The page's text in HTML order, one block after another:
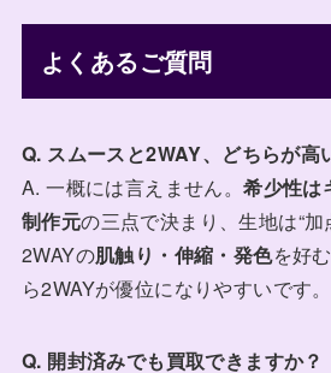
よくあるご質問
Q. スムースと2WAY、どちらが高
A. 一概には言えません。希少性は
制作元の三点で決まり、生地は“加
2WAYの肌触り・伸縮・発色を好
ら2WAYが優位になりやすいです。
Q. 開封済みでも買取できますか？